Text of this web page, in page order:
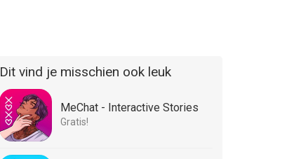
Dit vind je misschien ook leuk
MeChat - Interactive Stories
Gratis!